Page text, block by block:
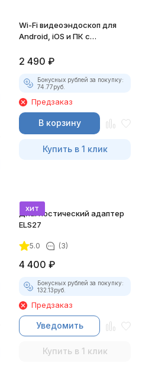
Wi-Fi видеоэндоскоп для
Android, iOS и ПК с
2 490 ₽
Бонусных рублей за покупку:
74.77руб.
Предзаказ
В корзину
Купить в 1 клик
хит
Диагностический адаптер
ELS27
5.0 (3)
4 400 ₽
Бонусных рублей за покупку:
132.13руб.
Предзаказ
Уведомить
Купить в 1 клик